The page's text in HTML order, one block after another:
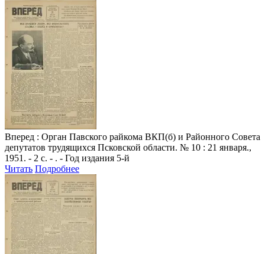
Вперед : Орган Павского райкома ВКП(б) и Районного Совета
депутатов трудящихся Псковской области. № 10 : 21 января.,
1951. - 2 с. - . - Год издания 5-й
Читать Подробнее